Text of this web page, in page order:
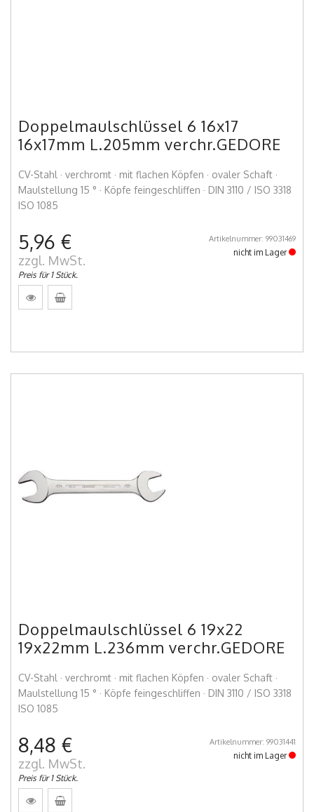
Doppelmaulschlüssel 6 16x17
16x17mm L.205mm verchr.GEDORE
CV-Stahl · verchromt · mit flachen Köpfen · ovaler Schaft ·
Maulstellung 15 ° · Köpfe feingeschliffen · DIN 3110 / ISO 3318
ISO 1085
5,96 €
zzgl. MwSt.
Preis für 1 Stück.
Artikelnummer: 99031469
nicht im Lager
Doppelmaulschlüssel 6 19x22
19x22mm L.236mm verchr.GEDORE
CV-Stahl · verchromt · mit flachen Köpfen · ovaler Schaft ·
Maulstellung 15 ° · Köpfe feingeschliffen · DIN 3110 / ISO 3318
ISO 1085
8,48 €
zzgl. MwSt.
Preis für 1 Stück.
Artikelnummer: 99031441
nicht im Lager